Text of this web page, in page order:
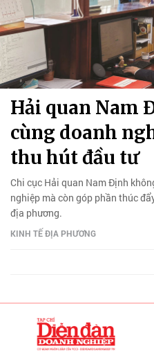
Hải quan Nam
cùng doanh
thu hút đầu tư
Chi cục Hải quan Nam Định
nghiệp mà còn góp phần thúc
địa phương.
KINH TẾ ĐỊA PHƯƠNG